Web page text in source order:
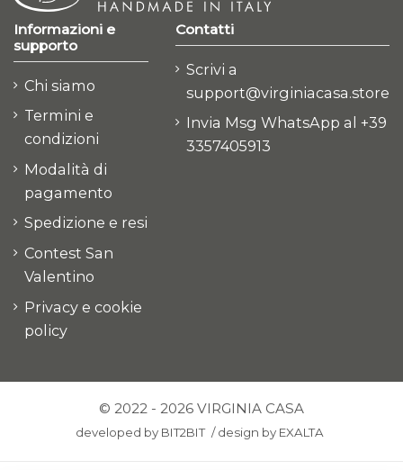
Informazioni e
supporto
Chi siamo
Termini e
condizioni
Modalità di
pagamento
Spedizione e resi
Contest San
Valentino
Privacy e cookie
policy
Contatti
Scrivi a
support@virginiacasa.store
Invia Msg WhatsApp al +39
3357405913
© 2022 - 2026 VIRGINIA CASA
developed by BIT2BIT /design by EXALTA